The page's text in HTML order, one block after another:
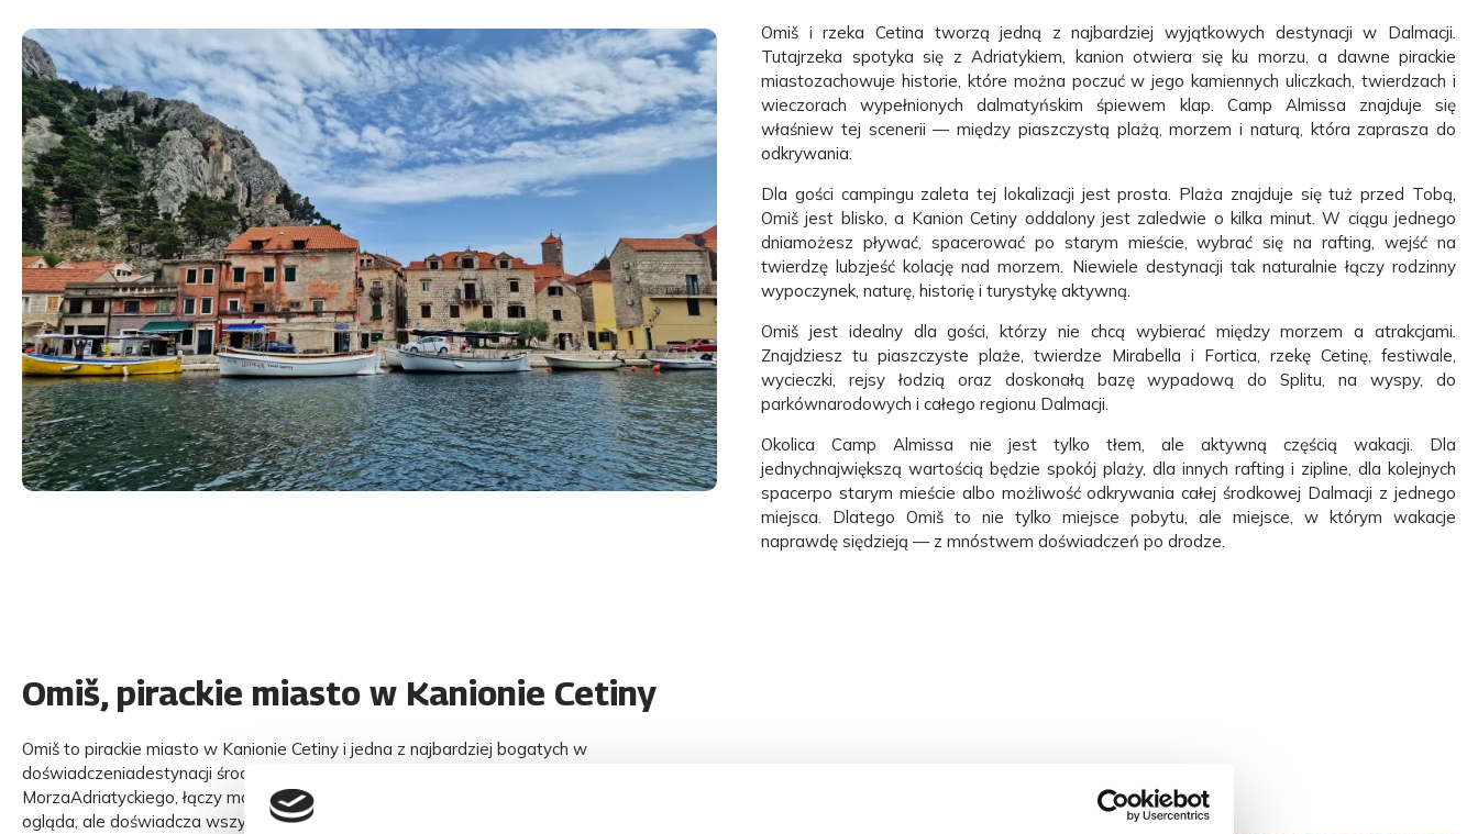
Omiš i rzeka Cetina tworzą jedną z najbardziej wyjątkowych destynacji w Dalmacji.
Tutajrzeka spotyka się z Adriatykiem, kanion otwiera się ku morzu, a dawne pirackie
miastozachowuje historie, które można poczuć w jego kamiennych uliczkach, twierdzach i
wieczorach wypełnionych dalmatyńskim śpiewem klap. Camp Almissa znajduje się
właśniew tej scenerii — między piaszczystą plażą, morzem i naturą, która zaprasza do
odkrywania.
Dla gości campingu zaleta tej lokalizacji jest prosta. Plaża znajduje się tuż przed Tobą,
Omiš jest blisko, a Kanion Cetiny oddalony jest zaledwie o kilka minut. W ciągu jednego
dniamożesz pływać, spacerować po starym mieście, wybrać się na rafting, wejść na
twierdzę lubzjeść kolację nad morzem. Niewiele destynacji tak naturalnie łączy rodzinny
wypoczynek, naturę, historię i turystykę aktywną.
Omiš jest idealny dla gości, którzy nie chcą wybierać między morzem a atrakcjami.
Znajdziesz tu piaszczyste plaże, twierdze Mirabella i Fortica, rzekę Cetinę, festiwale,
wycieczki, rejsy łodzią oraz doskonałą bazę wypadową do Splitu, na wyspy, do
parkównarodowych i całego regionu Dalmacji.
Okolica Camp Almissa nie jest tylko tłem, ale aktywną częścią wakacji. Dla
jednychnajwiększą wartością będzie spokój plaży, dla innych rafting i zipline, dla kolejnych
spacerpo starym mieście albo możliwość odkrywania całej środkowej Dalmacji z jednego
miejsca. Dlatego Omiš to nie tylko miejsce pobytu, ale miejsce, w którym wakacje
naprawdę siędzieją — z mnóstwem doświadczeń po drodze.
Omiš, pirackie miasto w Kanionie Cetiny
Omiš to pirackie miasto w Kanionie Cetiny i jedna z najbardziej bogatych w
doświadczeniadestynacji środkowej Dalmacji. Położony w miejscu, gdzie rzeka wpływa do
MorzaAdriatyckiego, łączy morze, klify, historię i naturę w przestrzeni, którą nie tylko się
ogląda, ale doświadcza wszystkimi zmysłami.